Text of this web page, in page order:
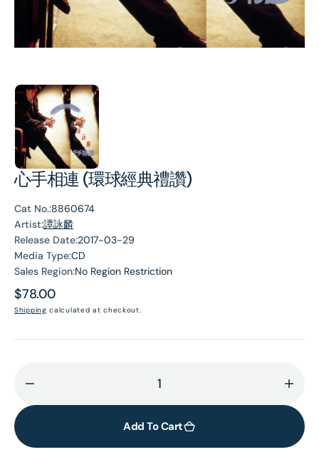
心手相連 (環球經典禮讚)
Cat No.:8860674
Artist:譚詠麟
Release Date:2017-03-29
Media Type:CD
Sales Region:No Region Restriction
Regular
price
$78.00
Shipping calculated at checkout.
quantity
心
for
心
Add To Cart